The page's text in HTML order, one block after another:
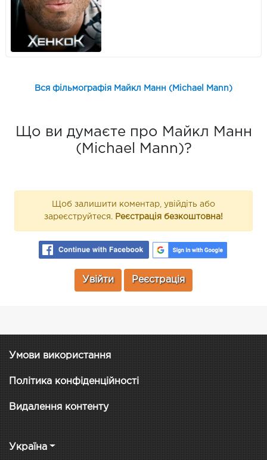
Вся фільмографія Майкл Манн (Michael Mann)
Що ви думаєте про Майкл Манн
(Michael Mann)?
Щоб залишити коментар, увійдіть або
зареєструйтеся. Реєстрація безкоштовна!
Увійти Реєстрація
Умови використання
Політика конфіденційності
Видалення контенту
Україна